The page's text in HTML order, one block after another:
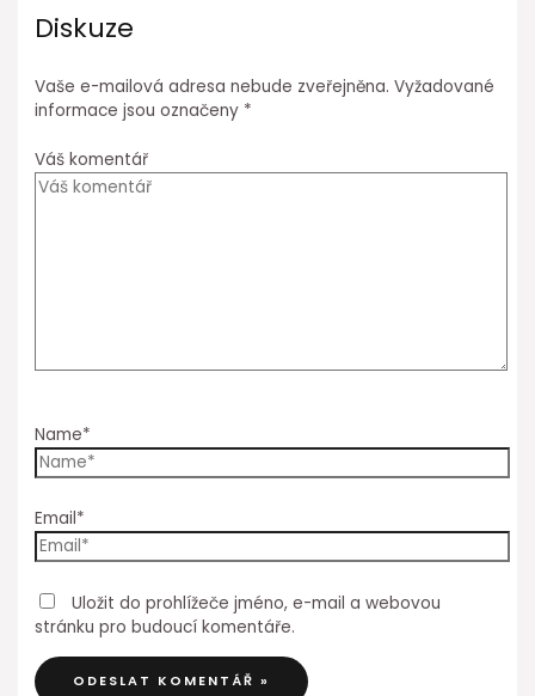
Diskuze
Vaše e-mailová adresa nebude zveřejněna. Vyžadované
informace jsou označeny *
Váš komentář
Name*
Email*
Uložit do prohlížeče jméno, e-mail a webovou
stránku pro budoucí komentáře.